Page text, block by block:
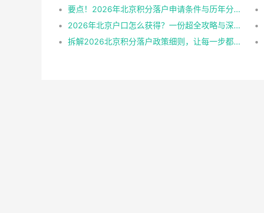
要点！2026年北京积分落户申请条件与历年分数线趋势
2026年北京户口怎么获得？一份超全攻略与深度解析
拆解2026北京积分落户政策细则，让每一步都踩在加分上